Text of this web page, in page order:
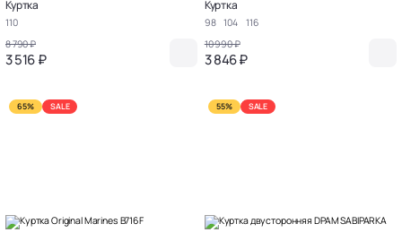
Куртка
110
8 790 ₽
3 516 ₽
Куртка
98 104
116
10 990 ₽
3 846 ₽
65% SALE 55% SALE